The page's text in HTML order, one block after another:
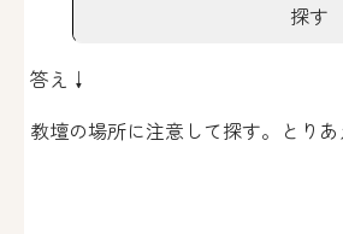
探す
答え↓
教壇の場所に注意して探す。とりあ